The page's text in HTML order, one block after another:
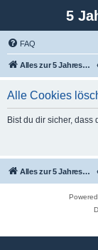
5
FAQ
Alles zur 5 Jahreswertung / Tabelle der UEFA mit vielen Statistiken.
Alle Cookies
Bist du dir sicher,
Alles zur 5 Jahreswertung / Tabelle der UEFA mit vielen Statistiken.